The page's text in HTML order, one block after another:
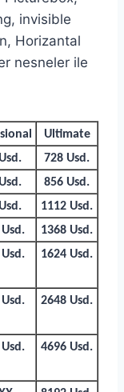
invisible
Horizantal
nesneler ile
Ultimate
728 Usd.
856 Usd.
1112 Usd.
1368 Usd.
1624 Usd.
2648 Usd.
4696 Usd.